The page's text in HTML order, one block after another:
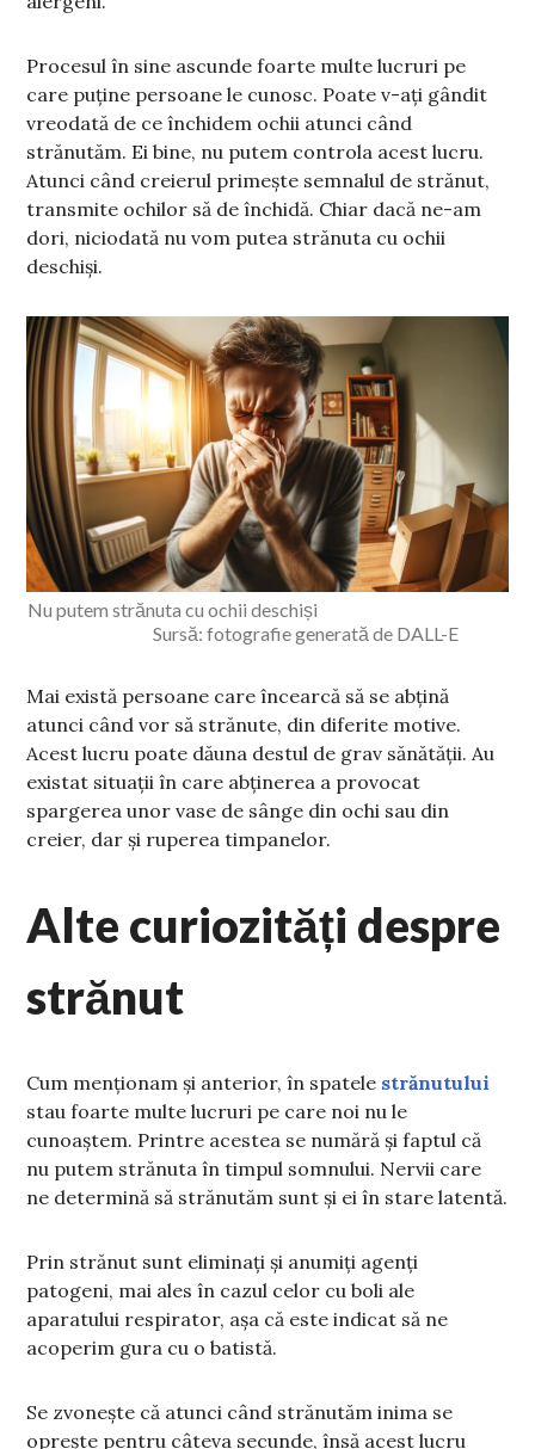
Procesul în sine ascunde foarte multe lucruri pe
care puține persoane le cunosc. Poate v-ați gândit
vreodată de ce închidem ochii atunci când
strănutăm. Ei bine, nu putem controla acest lucru.
Atunci când creierul primește semnalul de strănut,
transmite ochilor să de închidă. Chiar dacă ne-am
dori, niciodată nu vom putea strănuta cu ochii
deschiși.
Nu putem strănuta cu ochii deschiși
Sursă: fotografie generată de DALL-E
Mai există persoane care încearcă să se abțină
atunci când vor să strănute, din diferite motive.
Acest lucru poate dăuna destul de grav sănătății. Au
existat situații în care abținerea a provocat
spargerea unor vase de sânge din ochi sau din
creier, dar și ruperea timpanelor.
Alte curiozități despre
strănut
Cum menționam și anterior, în spatele strănutului
stau foarte multe lucruri pe care noi nu le
cunoaștem. Printre acestea se numără și faptul că
nu putem strănuta în timpul somnului. Nervii care
ne determină să strănutăm sunt și ei în stare latentă.
Prin strănut sunt eliminați și anumiți agenți
patogeni, mai ales în cazul celor cu boli ale
aparatului respirator, așa că este indicat să ne
acoperim gura cu o batistă.
Se zvonește că atunci când strănutăm inima se
oprește pentru câteva secunde, însă acest lucru